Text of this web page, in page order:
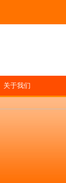
关于我们